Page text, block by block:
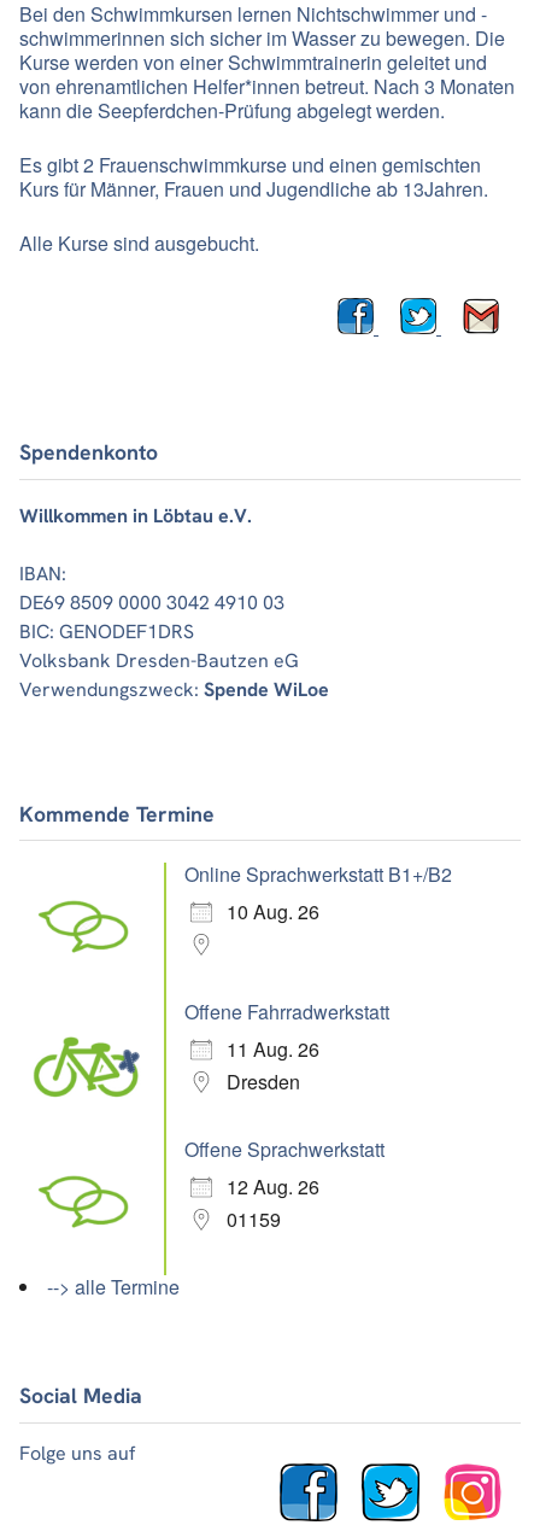
Bei den Schwimmkursen lernen Nichtschwimmer und -
schwimmerinnen sich sicher im Wasser zu bewegen. Die
Kurse werden von einer Schwimmtrainerin geleitet und
von ehrenamtlichen Helfer*innen betreut. Nach 3 Monaten
kann die Seepferdchen-Prüfung abgelegt werden.
Es gibt 2 Frauenschwimmkurse und einen gemischten
Kurs für Männer, Frauen und Jugendliche ab 13Jahren.
Alle Kurse sind ausgebucht.
Spendenkonto
Willkommen in Löbtau e.V.
IBAN:
DE69 8509 0000 3042 4910 03
BIC: GENODEF1DRS
Volksbank Dresden-Bautzen eG
Verwendungszweck: Spende WiLoe
Kommende Termine
Online Sprachwerkstatt B1+/B2
10 Aug. 26
Offene Fahrradwerkstatt
11 Aug. 26
Dresden
Offene Sprachwerkstatt
12 Aug. 26
01159
--> alle Termine
Social Media
Folge uns auf